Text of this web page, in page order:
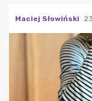
Maciej Słowiński